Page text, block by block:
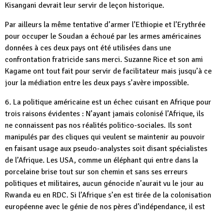
Kisangani devrait leur servir de leçon historique.
Par ailleurs la même tentative d’armer l’Ethiopie et l’Erythrée
pour occuper le Soudan a échoué par les armes américaines
données à ces deux pays ont été utilisées dans une
confrontation fratricide sans merci. Suzanne Rice et son ami
Kagame ont tout fait pour servir de facilitateur mais jusqu’à ce
jour la médiation entre les deux pays s’avère impossible.
6. La politique américaine est un échec cuisant en Afrique pour
trois raisons évidentes : N’ayant jamais colonisé l’Afrique, ils
ne connaissent pas nos réalités politico-sociales. Ils sont
manipulés par des cliques qui veulent se maintenir au pouvoir
en faisant usage aux pseudo-analystes soit disant spécialistes
de l’Afrique. Les USA, comme un éléphant qui entre dans la
porcelaine brise tout sur son chemin et sans ses erreurs
politiques et militaires, aucun génocide n’aurait vu le jour au
Rwanda eu en RDC. Si l’Afrique s’en est tirée de la colonisation
européenne avec le génie de nos pères d’indépendance, il est